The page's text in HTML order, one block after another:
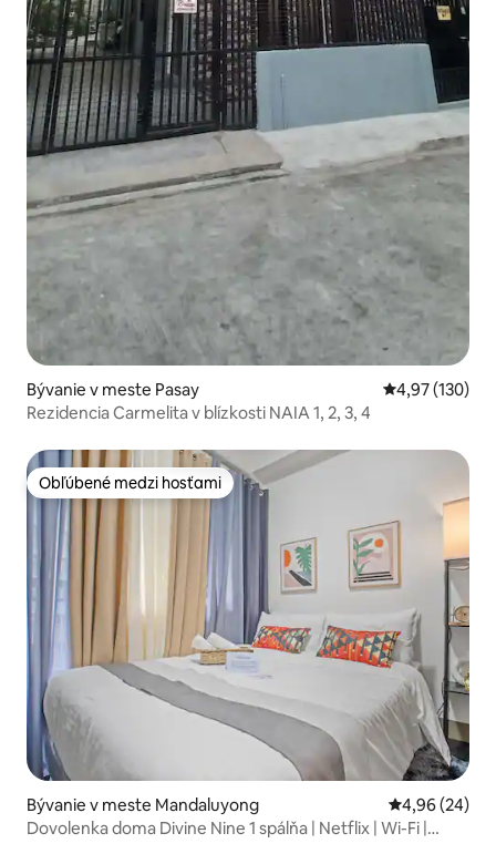
Bývanie v meste Pasay Priemerné
4,97 (130)
Rezidencia Carmelita v blízkosti NAIA 1, 2, 3, 4
Obľúbené medzi hosťami
Obľúbené medzi hosťami
Bývanie v meste Mandaluyong Priemerné
4,96 (24)
Dovolenka doma Divine Nine 1 spálňa | Netflix | Wi-Fi |